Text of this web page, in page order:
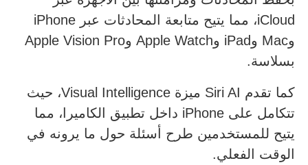
iCloud، مما يتيح متابعة المحادثات عبر iPhone
وMac وiPad وApple Watch وApple Vision Pro
بسلاسة.
كما تقدم Siri AI ميزة Visual Intelligence، حيث
تتكامل على iPhone داخل تطبيق الكاميرا، مما
يتيح للمستخدمين طرح أسئلة حول ما يرونه في
الوقت الفعلي.